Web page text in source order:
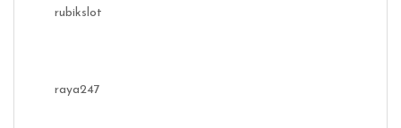
rubikslot
raya247